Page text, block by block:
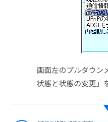
画面左のプルダウン
状態と状態の変更」